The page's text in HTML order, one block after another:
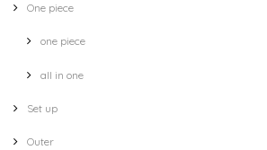
One piece
one piece
all in one
Set up
Outer